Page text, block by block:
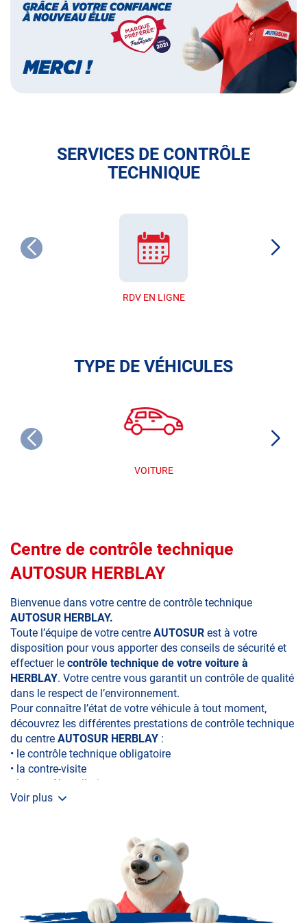
SERVICES DE CONTRÔLE
TECHNIQUE
RDV EN LIGNE
TYPE DE VÉHICULES
VOITURE
Centre de contrôle technique
AUTOSUR HERBLAY
Bienvenue dans votre centre de contrôle technique
AUTOSUR HERBLAY.
Toute l’équipe de votre centre AUTOSUR est à votre
disposition pour vous apporter des conseils de sécurité et
effectuer le contrôle technique de votre voiture à
HERBLAY. Votre centre vous garantit un contrôle de qualité
dans le respect de l’environnement.
Pour connaître l’état de votre véhicule à tout moment,
découvrez les différentes prestations de contrôle technique
du centre AUTOSUR HERBLAY :
• le contrôle technique obligatoire
• la contre-visite
• le contrôle pollution
• le contrôle des véhicules hybrides ou électriques
roues, quad, voiturette, voiture sans permis)
• le pré-contrôle contrôle technique ou contrôle technique
N’attendez plus pour votre sécurité et faire vérifier votre
véhicule : Prenez RDV dans votrecentre de contrôle
technique.
Voir plus